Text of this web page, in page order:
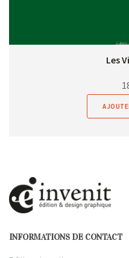
Les
INFORMATIONS DE CONTACT